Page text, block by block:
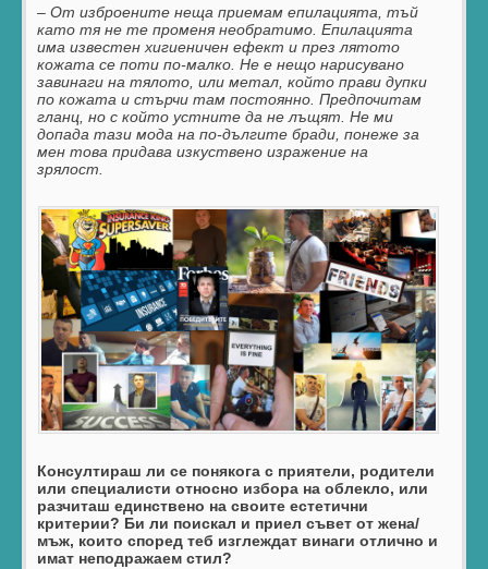
– От изброените неща приемам епилацията, тъй
като тя не те променя необратимо. Епилацията
има известен хигиеничен ефект и през лятото
кожата се поти по-малко. Не е нещо нарисувано
завинаги на тялото, или метал, който прави дупки
по кожата и стърчи там постоянно. Предпочитам
гланц, но с който устните да не лъщят. Не ми
допада тази мода на по-дългите бради, понеже за
мен това придава изкуствено изражение на
зрялост.
Консултираш ли се понякога с приятели, родители
или специалисти относно избора на облекло, или
разчиташ единствено на своите естетични
критерии? Би ли поискал и приел съвет от жена/
мъж, които според теб изглеждат винаги отлично и
имат неподражаем стил?